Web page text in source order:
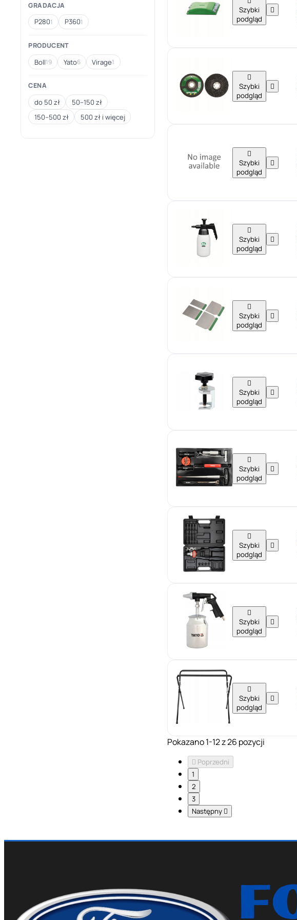
GRADACJA
P2801 P3601
PRODUCENT
Boll19 Yato6 Virage1
CENA
do 50 zł
50–150 zł
150–500 zł
500 zł i więcej
Szybki
podgląd


Szybki
podgląd


Szybki
podgląd


Szybki
podgląd


Szybki
podgląd


Szybki
podgląd


Szybki
podgląd


Szybki
podgląd


Szybki
podgląd


Szybki
podgląd

Pokazano 1-12 z 26 pozycji
 Poprzedni
1
2
3
Następny 